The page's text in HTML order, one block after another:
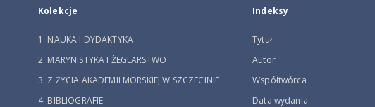
Kolekcje
1. NAUKA I DYDAKTYKA
2. MARYNISTYKA I ŻEGLARSTWO
3. Z ŻYCIA AKADEMII MORSKIEJ W SZCZECINIE
4. BIBLIOGRAFIE
Indeksy
Tytuł
Autor
Współtwórca
Data wydania